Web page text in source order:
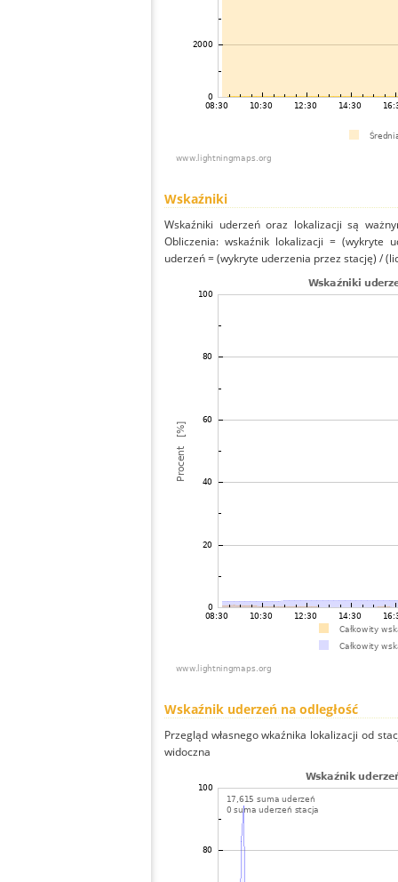
Wskaźniki
Wskaźniki uderzeń oraz lokalizacji są
Obliczenia: wskaźnik lokalizacji = (wykryte
uderzeń = (wykryte uderzenia przez stację) /
Wskaźnik uderzeń na odległość
Przegląd własnego wkaźnika lokalizacji od
widoczna